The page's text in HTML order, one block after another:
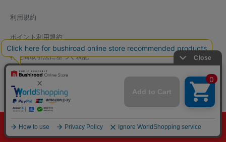
利用規約
ポイント利用規約
特定商取引法に基づく表記
返金ポリシー
個人情報保護方針
© Bushiroad Online Store